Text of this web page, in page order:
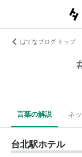
はてなブログ トップ
言葉の解説 ネ
台北駅ホテル